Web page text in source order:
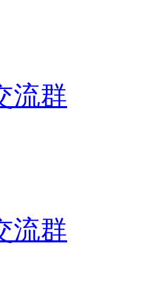
流群
流群